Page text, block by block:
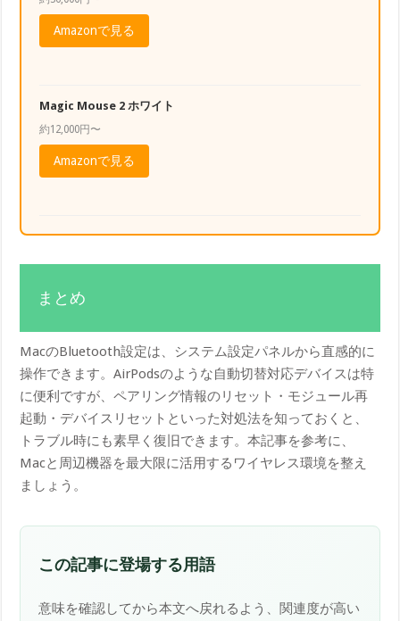
Amazonで見る
Magic Mouse 2 ホワイト
約12,000円〜
Amazonで見る
まとめ
MacのBluetooth設定は、システム設定パネルから直感的に
操作できます。AirPodsのような自動切替対応デバイスは特
に便利ですが、ペアリング情報のリセット・モジュール再
起動・デバイスリセットといった対処法を知っておくと、
トラブル時にも素早く復旧できます。本記事を参考に、
Macと周辺機器を最大限に活用するワイヤレス環境を整え
ましょう。
この記事に登場する用語
意味を確認してから本文へ戻れるよう、関連度が高い